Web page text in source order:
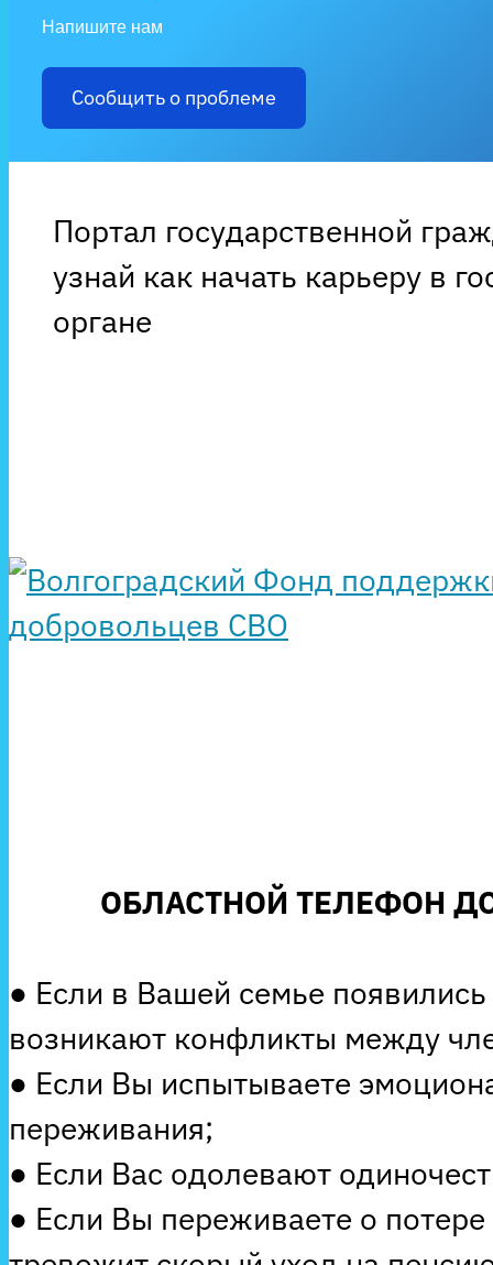
Напишите нам
Сообщить о проблеме
Портал государственной
узнай как начать карьеру в
органе
ОБЛАСТНОЙ ТЕЛЕФОН
● Если в Вашей семье
возникают конфликты между
● Если Вы испытываете
переживания;
● Если Вас одолевают
● Если Вы переживаете о